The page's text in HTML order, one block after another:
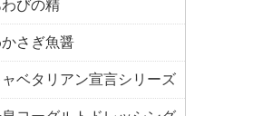
わびの精
かさぎ魚醤
ャベタリアン宣言シリーズ